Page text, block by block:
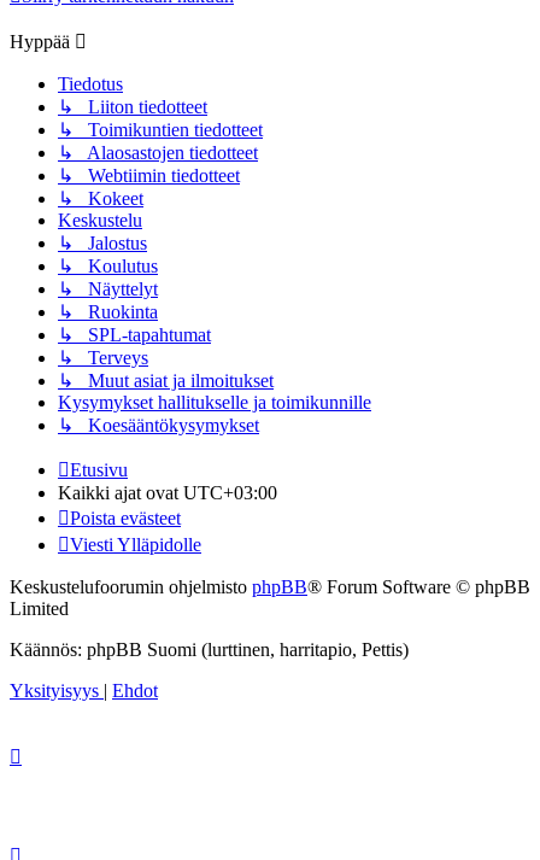
Hyppää
Tiedotus
↳ Liiton tiedotteet
↳ Toimikuntien tiedotteet
↳ Alaosastojen tiedotteet
↳ Webtiimin tiedotteet
↳ Kokeet
Keskustelu
↳ Jalostus
↳ Koulutus
↳ Näyttelyt
↳ Ruokinta
↳ SPL-tapahtumat
↳ Terveys
↳ Muut asiat ja ilmoitukset
Kysymykset hallitukselle ja toimikunnille
↳ Koesääntökysymykset
Etusivu
Kaikki ajat ovatUTC+03:00
Poista evästeet
Viesti Ylläpidolle
Keskustelufoorumin ohjelmisto phpBB® Forum Software © phpBB
Limited
Käännös: phpBB Suomi (lurttinen, harritapio, Pettis)
Yksityisyys
Ehdot